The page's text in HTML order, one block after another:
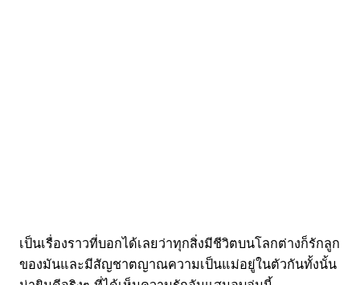
เป็นเรื่องราวที่บอกได้เลยว่าทุกสิ่งมีชีวิตบนโลกต่างก็รักลูก
ของมันและมีสัญชาตญาณความเป็นแม่อยู่ในตัวกันทั้งนั้น